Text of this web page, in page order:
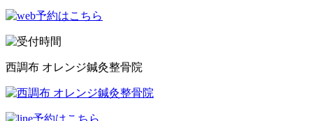
西調布 オレンジ鍼灸整骨院